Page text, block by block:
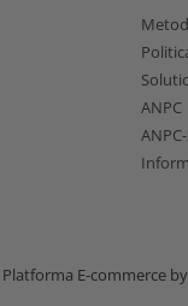
ANPC
Platforma E-commerce by